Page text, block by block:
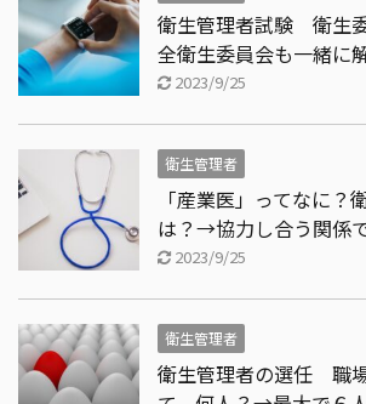
衛生管理者試験 衛生
全衛生委員会も一緒に
2023/9/25
衛生管理者
「産業医」ってなに？
は？→協力し合う関係で
2023/9/25
衛生管理者
衛生管理者の選任 職